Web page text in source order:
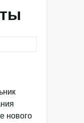
нового